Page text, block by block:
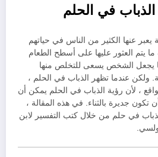
في الحلم
عنها الكثير من الناس في حياتهم
يتم العثور عليها على أسطح الطعام
يجعل الشخص يسعى للتخلص منها
ولكن عندما تظهر الذباب في الحلم ،
، لأن رؤية الذباب في الحلم يمكن أن
تكون جديرة بالثناء. في هذه المقالة ،
في حلم من خلال كتب التفسير لابن